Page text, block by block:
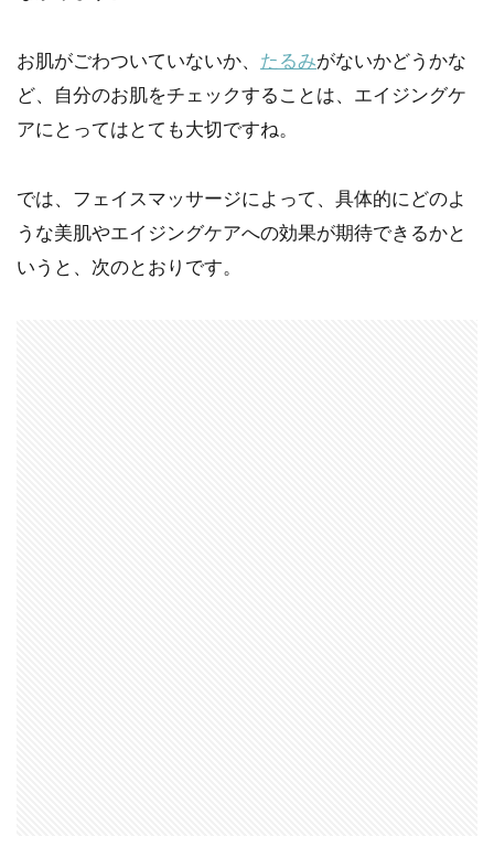
お肌がごわついていないか、 たるみがないかどうかな
ど、自分のお肌をチェックすることは、エイジングケ
アにとってはとても大切ですね。
では、フェイスマッサージによって、具体的にどのよ
うな美肌やエイジングケアへの効果が期待できるかと
いうと、次のとおりです。